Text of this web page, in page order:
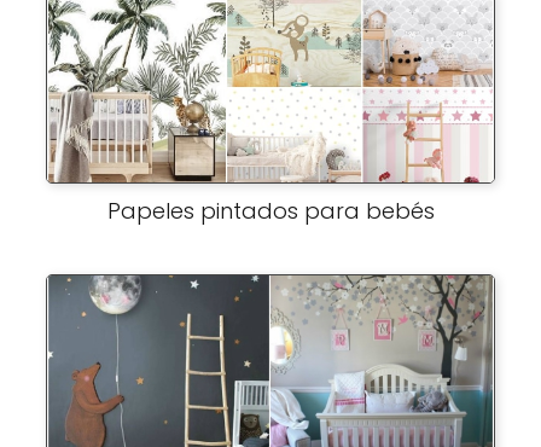
Papeles pintados para bebés